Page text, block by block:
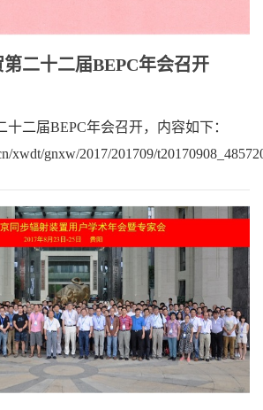
二十二届BEPC年会召开
二届BEPC年会召开，内容如下：
xwdt/gnxw/2017/201709/